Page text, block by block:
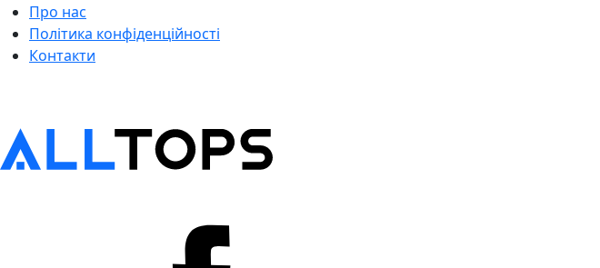
Про нас
Політика конфіденційності
Контакти